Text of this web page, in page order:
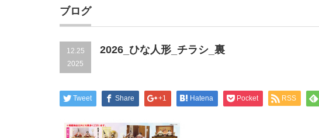
ブログ
12.25
2025
2026_ひな人形_チラシ_裏
Tweet Share +1 Hatena Pocket RSS